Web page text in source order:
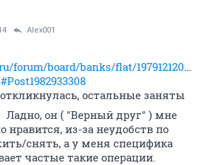
Alex001
forum/board/banks/flat/1979121208/?
остальные заняты
Ладно, он ( "Верный друг" ) мне
нравится, из-за неудобств по
снять, а у меня специфика
частые такие операции.